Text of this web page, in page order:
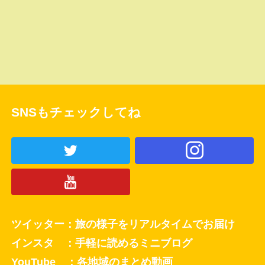
SNSもチェックしてね
ツイッター：旅の様子をリアルタイムでお届け
インスタ ：手軽に読めるミニブログ
YouTube ：各地域のまとめ動画